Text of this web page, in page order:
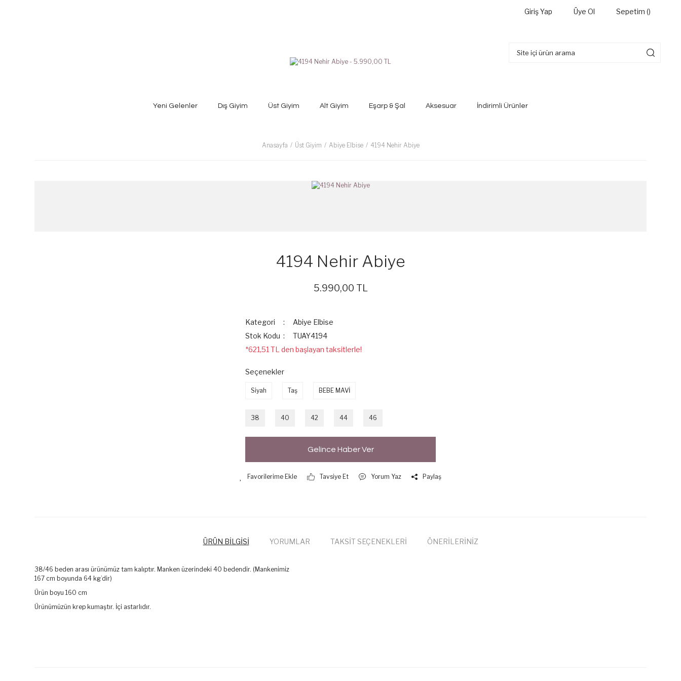
Giriş Yap Üye Ol Sepetim ()
Yeni Gelenler Dış Giyim Üst Giyim Alt Giyim Eşarp & Şal Aksesuar İndirimli Ürünler
Anasayfa Üst Giyim Abiye Elbise 4194 Nehir Abiye
4194 Nehir Abiye
5.990,00 TL
Kategori
Abiye Elbise
Stok Kodu
TUAY4194
*621,51 TL den başlayan taksitlerle!
Seçenekler
Siyah Taş BEBE MAVİ
38 40 42 44 46
Gelince Haber Ver
Tavsiye Et Yorum Yaz Paylaş
ÜRÜN BİLGİSİ YORUMLAR TAKSİT SEÇENEKLERİ ÖNERİLERİNİZ
38/46 beden arası ürünümüz tam kalıptır. Manken üzerindeki 40 bedendir. (Mankenimiz
167 cm boyunda 64 kg’dir)
Ürün boyu 160 cm
Ürünümüzün krep kumaştır. İçi astarlıdır.